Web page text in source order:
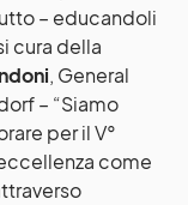
– educandoli
cura della
, General
– “Siamo
per il V°
come